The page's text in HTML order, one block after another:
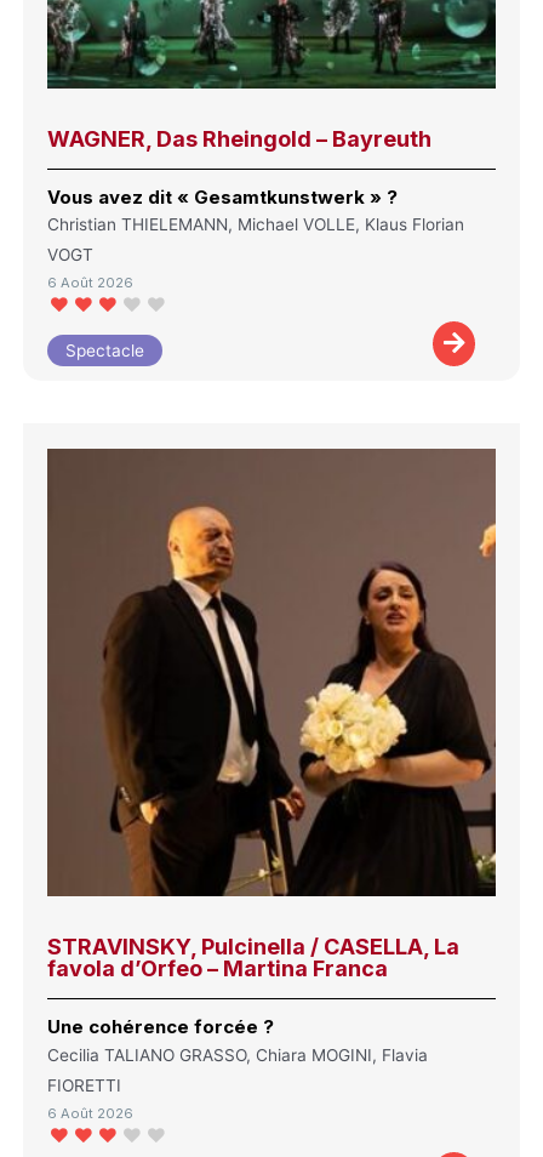
WAGNER, Das Rheingold – Bayreuth
Vous avez dit « Gesamtkunstwerk » ?
Christian THIELEMANN, Michael VOLLE, Klaus Florian
VOGT
6 Août 2026
Spectacle
STRAVINSKY, Pulcinella / CASELLA, La
favola d’Orfeo – Martina Franca
Une cohérence forcée ?
Cecilia TALIANO GRASSO, Chiara MOGINI, Flavia
FIORETTI
6 Août 2026